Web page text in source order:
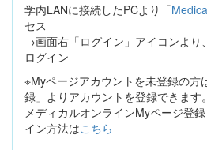
学内LANに接続したPCより「
セス
→画面右「ログイン」アイコンより
ログイン
※Myページアカウントを未登録の方
録」よりアカウントを登録できます。
メディカルオンラインMyページ登
イン方法はこちら